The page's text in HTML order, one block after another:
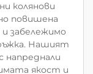
колянови
повишена
забележимо
Нашият
напреднали
якост и